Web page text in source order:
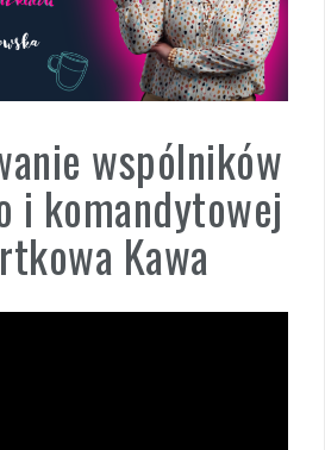
wspólników
i komandytowej
Kawa